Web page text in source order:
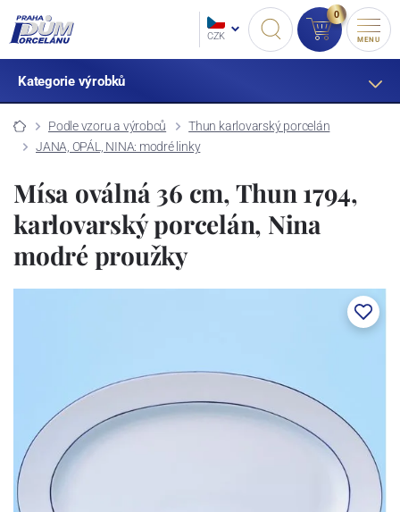
CZK
0
MENU
Kategorie výrobků
Podle vzoru a výrobců
Thun karlovarský porcelán
JANA, OPÁL, NINA: modré linky
Mísa oválná 36 cm, Thun 1794,
karlovarský porcelán, Nina
modré proužky